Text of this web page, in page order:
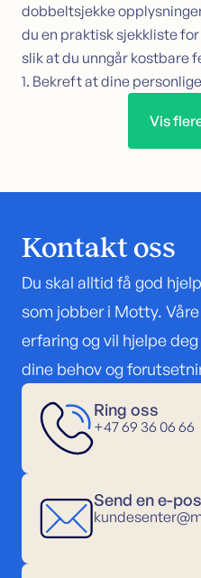
dobbeltsjekke
du en praktisk sjekkliste
slik at du unngår kostbare
1. Bekreft at dine
Vis
Kontakt oss
Du skal alltid få god
som jobber i Motty.
erfaring og vil hjelpe
dine behov og
Ring oss
+47 69 36 06 66
Send en e-